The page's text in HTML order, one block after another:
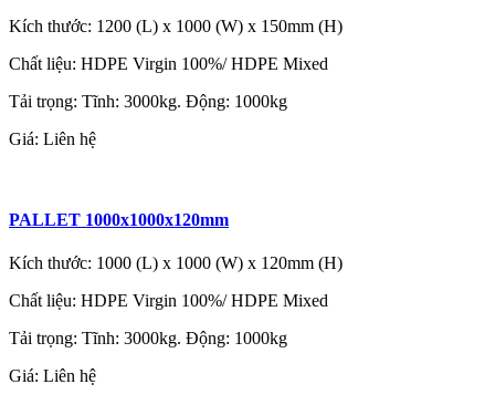
Kích thước: 1200 (L) x 1000 (W) x 150mm (H)
Chất liệu: HDPE Virgin 100%/ HDPE Mixed
Tải trọng: Tĩnh: 3000kg. Động: 1000kg
Giá: Liên hệ
PALLET 1000x1000x120mm
Kích thước: 1000 (L) x 1000 (W) x 120mm (H)
Chất liệu: HDPE Virgin 100%/ HDPE Mixed
Tải trọng: Tĩnh: 3000kg. Động: 1000kg
Giá: Liên hệ